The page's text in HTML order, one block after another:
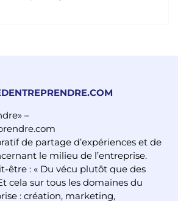
–
de partage d’expériences et de
le milieu de l’entreprise.
être : « Du vécu plutôt que des
cela sur tous les domaines du
: création, marketing,